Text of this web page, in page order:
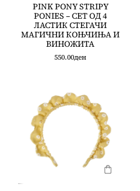
PINK PONY STRIPY
PONIES – СЕТ ОД 4
ЛАСТИК СТЕГАЧИ
МАГИЧНИ КОЊЧИЊА И
ВИНОЖИТА
550.00ден